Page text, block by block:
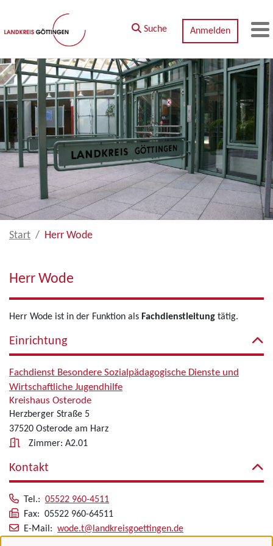
Zum Hauptinhalt springen
Suche
Anmelden
Start Herr Wode
Herr Wode
Herr Wode ist in der Funktion als Fachdienstleitung tätig.
Einrichtung
Fachdienst Besondere Sozialpädagogische Dienste und
Wirtschaftliche Jugendhilfe
Kreishaus Osterode
Herzberger Straße 5
37520 Osterode am Harz
Zimmer: A2.01
Kontakt
Tel.: 05522 960-4511
Fax: 05522 960-64511
E-Mail: wode.t@landkreisgoettingen.de